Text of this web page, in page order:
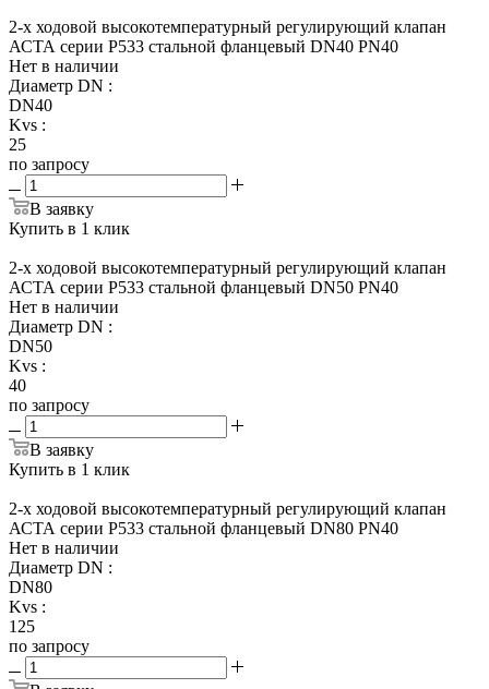
2-х ходовой высокотемпературный регулирующий клапан
АСТА серии Р533 стальной фланцевый DN40 PN40
Нет в наличии
Диаметр DN :
DN40
Kvs :
25
по запросу
В заявку
Купить в 1 клик
2-х ходовой высокотемпературный регулирующий клапан
АСТА серии Р533 стальной фланцевый DN50 PN40
Нет в наличии
Диаметр DN :
DN50
Kvs :
40
по запросу
В заявку
Купить в 1 клик
2-х ходовой высокотемпературный регулирующий клапан
АСТА серии Р533 стальной фланцевый DN80 PN40
Нет в наличии
Диаметр DN :
DN80
Kvs :
125
по запросу